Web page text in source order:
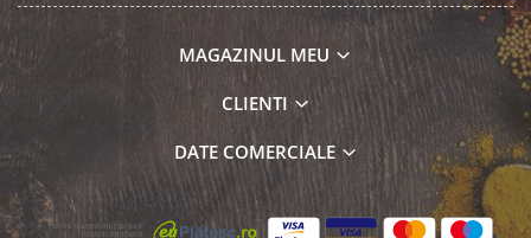
MAGAZINUL MEU
CLIENTI
DATE COMERCIALE